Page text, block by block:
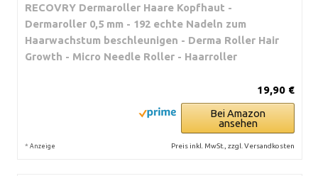
RECOVRY Dermaroller Haare Kopfhaut -
Dermaroller 0,5 mm - 192 echte Nadeln zum
Haarwachstum beschleunigen - Derma Roller Hair
Growth - Micro Needle Roller - Haarroller
19,90 €
Bei Amazon
ansehen
* Anzeige Preis inkl. MwSt., zzgl. Versandkosten